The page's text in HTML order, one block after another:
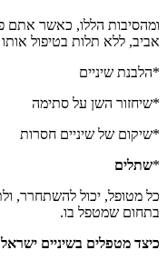
ומהסיבות הללו, כאשר אתם
אביב, ללא תלות בטיפול
*הלבנת שיניים
*שיחזור השן על סתימה
*שיקום של שיניים חסרות
*שתלים
כל מטופל, יכול להשתחרר,
בתחום שמטפל בו.
כיצד מטפלים בשיניים